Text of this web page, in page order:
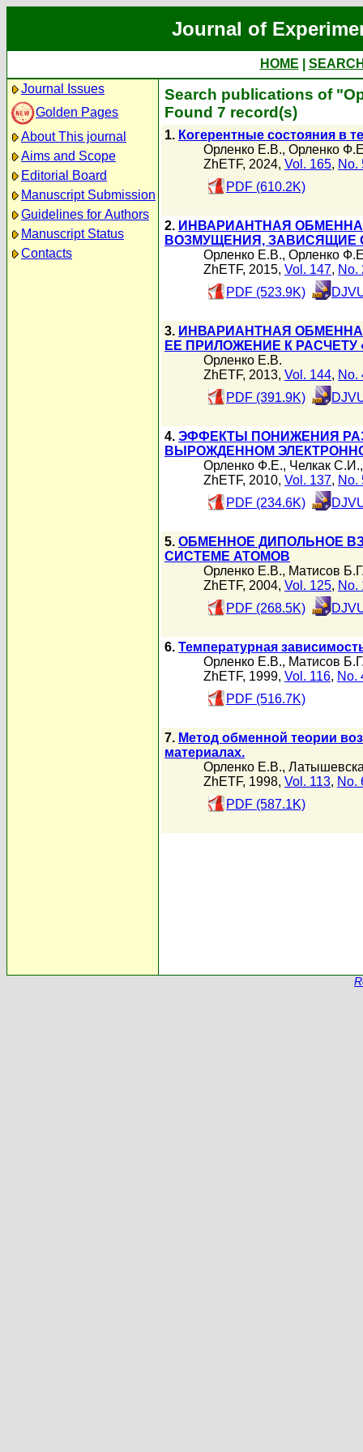
Journal of
HOME
Journal Issues
Golden Pages
About This journal
Aims and Scope
Editorial Board
Manuscript Submission
Guidelines for Authors
Manuscript Status
Contacts
Search publications of
Found 7 record(s)
1. Когерентные состояния в
Орленко Е.В., Орленко
ZhETF, 2024, Vol. 165, No.
PDF (610.2K)
2. ИНВАРИАНТНАЯ
ВОЗМУЩЕНИЯ, ЗАВИСЯЩИЕ
Орленко Е.В., Орленко
ZhETF, 2015, Vol. 147, No.
PDF (523.9K)
3. ИНВАРИАНТНАЯ
ЕЕ ПРИЛОЖЕНИЕ К
Орленко Е.В.
ZhETF, 2013, Vol. 144, No.
PDF (391.9K)
4. ЭФФЕКТЫ ПОНИЖЕНИЯ
ВЫРОЖДЕННОМ
Орленко Ф.Е., Челкак С.И.
ZhETF, 2010, Vol. 137, No.
PDF (234.6K)
5. ОБМЕННОЕ ДИПОЛЬНОЕ
СИСТЕМЕ АТОМОВ
Орленко Е.В., Матисов
ZhETF, 2004, Vol. 125, No.
PDF (268.5K)
6. Температурная
Орленко Е.В., Матисов
ZhETF, 1999, Vol. 116, No.
PDF (516.7K)
7. Метод обменной теории
материалах.
Орленко Е.В.,
ZhETF, 1998, Vol. 113, No.
PDF (587.1K)